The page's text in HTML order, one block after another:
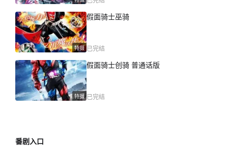
特摄
假面骑士巫骑
已完结
特摄
假面骑士创骑 普通话版
已完结
番剧入口